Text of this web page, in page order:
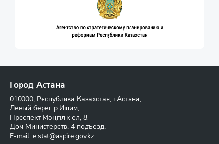
Город Астана
010000, Республика Казахстан, г.Астана,
Левый берег р.Ишим,
Проспект Мәңгілік ел, 8,
Дом Министерств, 4 подъезд,
E-mail: e.stat@aspire.gov.kz